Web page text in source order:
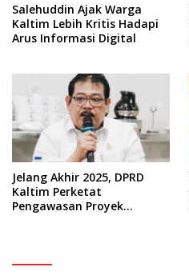
Salehuddin Ajak Warga
Kaltim Lebih Kritis Hadapi
Arus Informasi Digital
Jelang Akhir 2025, DPRD
Kaltim Perketat
Pengawasan Proyek